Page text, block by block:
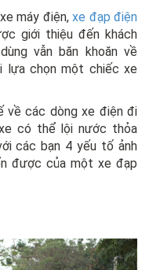
máy điện,xe đạp điện
giới thiệu đến khách
vẫn băn khoăn về
chọn một chiếc xe
về các dòng xe điện đi
có thể lội nước thỏa
các bạn 4 yếu tố ảnh
được của một xe đạp